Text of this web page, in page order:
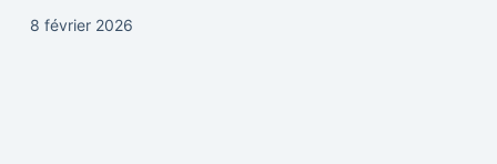
8 février 2026